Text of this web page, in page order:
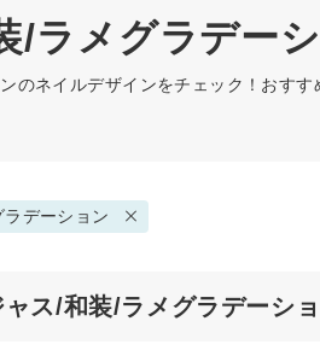
/ラメグラデー
のネイルデザインをチェック！おす
ラデーション
ャス/和装/ラメグラデーシ